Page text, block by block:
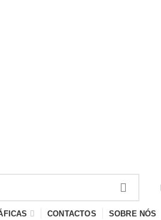
CONTACTOS SOBRE NÓS